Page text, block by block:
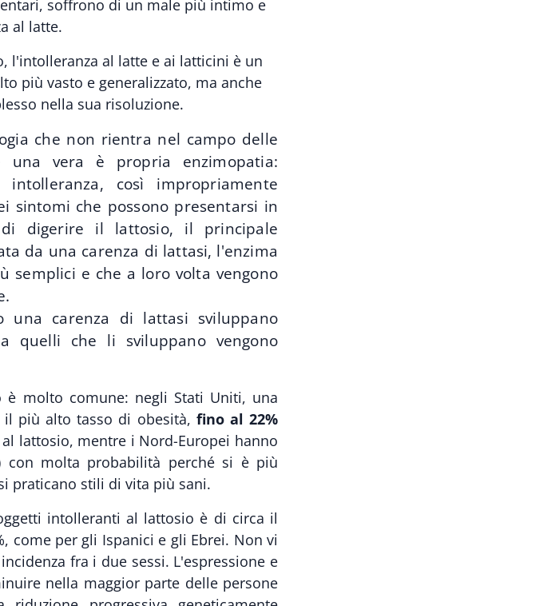
soffrono di un male più intimo e
al latte.
l'intolleranza al latte e ai latticini è un
più vasto e generalizzato, ma anche
nella sua risoluzione.
che non rientra nel campo delle
una vera è propria enzimopatia:
così impropriamente
sintomi che possono presentarsi in
digerire il lattosio, il principale
da una carenza di lattasi, l'enzima
semplici e che a loro volta vengono
carenza di lattasi sviluppano
quelli che li sviluppano vengono
è molto comune: negli Stati Uniti, una
più alto tasso di obesità, fino al 22%
lattosio, mentre i Nord-Europei hanno
con molta probabilità perché si è più
praticano stili di vita più sani.
intolleranti al lattosio è di circa il
come per gli Ispanici e gli Ebrei. Non vi
fra i due sessi. L'espressione e
nella maggior parte delle persone